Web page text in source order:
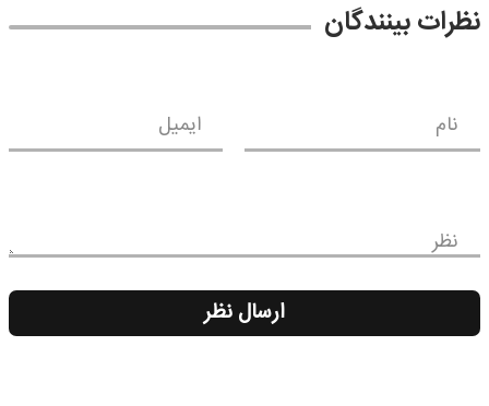
نظرات بینندگان
نام ایمیل
نظر
ارسال نظر